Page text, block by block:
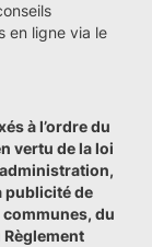
en ligne via le
à l’ordre du
vertu de la loi
publicité de
du